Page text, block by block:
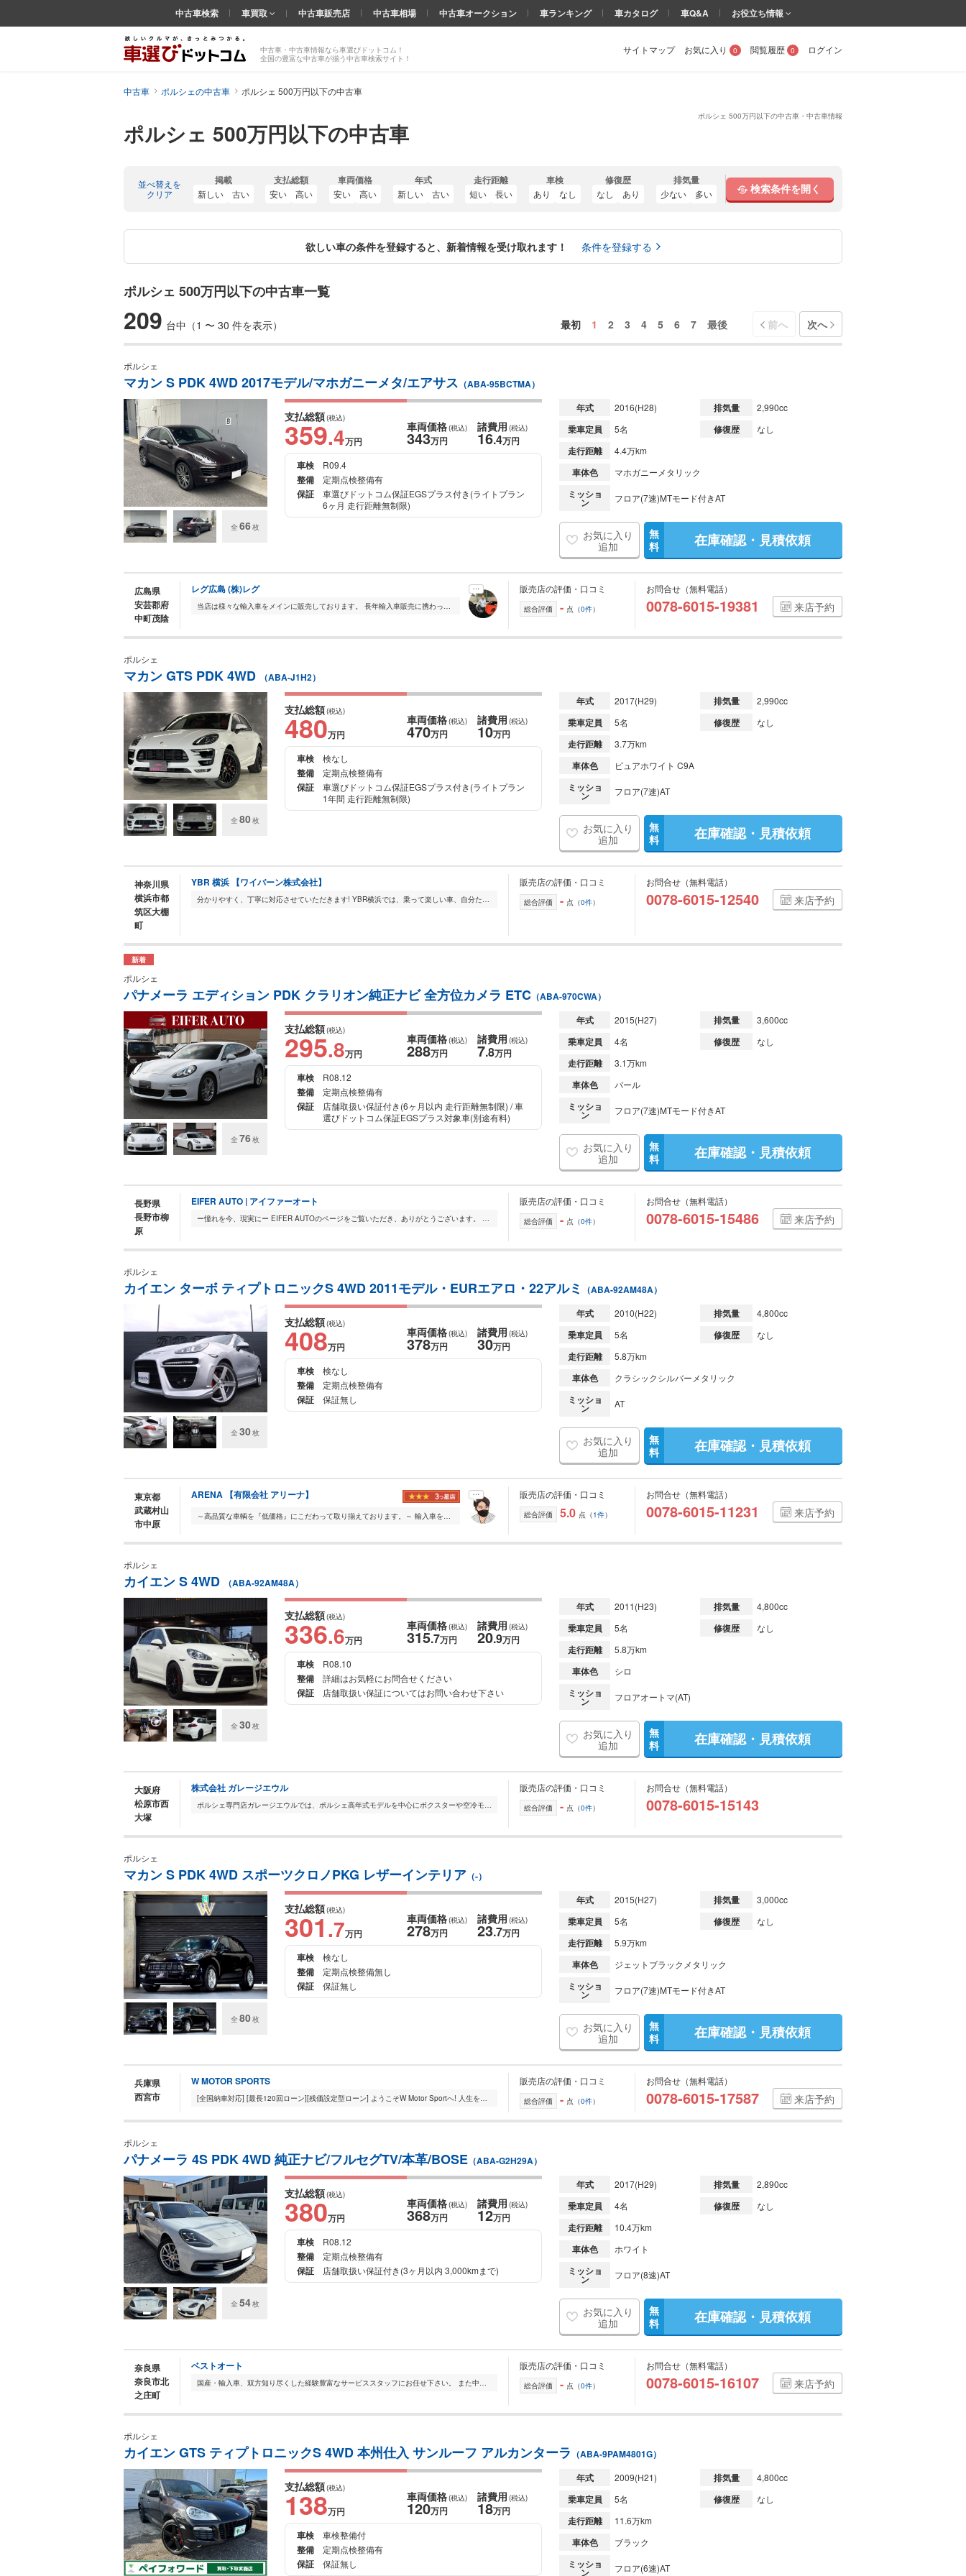
ポルシェ 500万円以下の中古車・中古車情報
ポルシェ 500万円以下の中古車
中古車・中古車情報なら車選びドットコム！
全国の豊富な中古車が揃う中古車検索サイト！
サイトマップ お気に入り 0 閲覧履歴 0 ログイン
中古車検索 車買取 中古車販売店 中古車相場 中古車オークション 車ランキング 車カタログ 車Q&A お役立ち情報
中古車 ポルシェの中古車 ポルシェ 500万円以下の中古車
並べ替えを
クリア
掲載
新しい 古い
支払総額
安い 高い
車両価格
安い 高い
年式
新しい 古い
走行距離
短い 長い
車検
あり なし
修復歴
なし あり
排気量
少ない 多い 検索条件を開く
欲しい車の条件を登録すると、新着情報を受け取れます！ 条件を登録する
ポルシェ 500万円以下の中古車一覧
209 台中（1 〜 30 件を表示） 最初 1 2 3 4 5 6 7 最後 前へ 次へ
ポルシェ
マカン S PDK 4WD 2017モデル/マホガニーメタ/エアサス （ABA-95BCTMA）
全 66枚
支払総額(税込)
359.4万円
車両価格(税込)
343万円
諸費用 (税込)
16.4万円
車検
R09.4
整備 定期点検整備有
保証
車選びドットコム保証EGSプラス付き(ライトプラン
6ヶ月 走行距離無制限)
年式 2016(H28) 排気量 2,990cc
乗車定員 5名 修復歴 なし
走行距離 4.4万km
車体色 マホガニーメタリック
ミッショ
ン フロア(7速)MTモード付きAT
お気に入り
追加
無
料
在庫確認・見積依頼
広島県
安芸郡府
中町茂陰
レグ広島 (株)レグ
当店は様々な輸入車をメインに販売しております。 長年輸入車販売に携わって参りました。 その経験を生かし、ご購入を検討されておられる方のお力になれたら幸いです。 ...
販売店の評価・口コミ
総合評価 - 点（0件）
お問合せ（無料電話）
0078-6015-19381 来店予約
ポルシェ
マカン GTS PDK 4WD （ABA-J1H2）
全 80枚
支払総額(税込)
480万円
車両価格(税込)
470万円
諸費用 (税込)
10万円
車検
検なし
整備 定期点検整備有
保証
車選びドットコム保証EGSプラス付き(ライトプラン
1年間 走行距離無制限)
年式 2017(H29) 排気量 2,990cc
乗車定員 5名 修復歴 なし
走行距離 3.7万km
車体色 ピュアホワイト C9A
ミッショ
ン フロア(7速)AT
お気に入り
追加
無
料
在庫確認・見積依頼
神奈川県
横浜市都
筑区大棚
町
YBR 横浜 【ワイバーン株式会社】
分かりやすく、丁寧に対応させていただきます! YBR横浜では、乗って楽しい車、自分たちが乗りたい車を中心に取り扱いしております。 そのため、1台1台をスタッフがしっ...
販売店の評価・口コミ
総合評価 - 点（0件）
お問合せ（無料電話）
0078-6015-12540 来店予約
新着
ポルシェ
パナメーラ エディション PDK クラリオン純正ナビ 全方位カメラ ETC （ABA-970CWA）
全 76枚
支払総額(税込)
295.8万円
車両価格(税込)
288万円
諸費用 (税込)
7.8万円
車検
R08.12
整備 定期点検整備有
保証
店舗取扱い保証付き(6ヶ月以内 走行距離無制限) / 車
選びドットコム保証EGSプラス対象車(別途有料)
年式 2015(H27) 排気量 3,600cc
乗車定員 4名 修復歴 なし
走行距離 3.1万km
車体色 パール
ミッショ
ン フロア(7速)MTモード付きAT
お気に入り
追加
無
料
在庫確認・見積依頼
長野県
長野市柳
原
EIFER AUTO | アイファーオート
ー憧れを今、現実にー EIFER AUTOのページをご覧いただき、ありがとうございます。 当店は、良質な中古車・新車を選定し、絶妙なタイミングと絶妙な価格でご提供いたし...
販売店の評価・口コミ
総合評価 - 点（0件）
お問合せ（無料電話）
0078-6015-15486 来店予約
ポルシェ
カイエン ターボ ティプトロニックS 4WD 2011モデル・EURエアロ・22アルミ （ABA-92AM48A）
全 30枚
支払総額(税込)
408万円
車両価格(税込)
378万円
諸費用 (税込)
30万円
車検
検なし
整備 定期点検整備有
保証 保証無し
年式 2010(H22) 排気量 4,800cc
乗車定員 5名 修復歴 なし
走行距離 5.8万km
車体色 クラシックシルバーメタリック
ミッショ
ン AT
お気に入り
追加
無
料
在庫確認・見積依頼
東京都
武蔵村山
市中原
ARENA 【有限会社 アリーナ】
～高品質な車輌を『低価格』にこだわって取り揃えております。～ 輸入車を中心に、豊富な品揃え、高品質、低価格を常に目指しております。 購入後は最新機器を導入した...
販売店の評価・口コミ
総合評価 5.0 点（1件）
お問合せ（無料電話）
0078-6015-11231 来店予約
ポルシェ
カイエン S 4WD （ABA-92AM48A）
全 30枚
支払総額(税込)
336.6万円
車両価格(税込)
315.7万円
諸費用 (税込)
20.9万円
車検
R08.10
整備 詳細はお気軽にお問合せください
保証 店舗取扱い保証についてはお問い合わせ下さい
年式 2011(H23) 排気量 4,800cc
乗車定員 5名 修復歴 なし
走行距離 5.8万km
車体色 シロ
ミッショ
ン フロアオートマ(AT)
お気に入り
追加
無
料
在庫確認・見積依頼
大阪府
松原市西
大塚
株式会社 ガレージエウル
ポルシェ専門店ガレージエウルでは、ポルシェ高年式モデルを中心にボクスターや空冷モデルなど長年培った経験と知識をもとにお客様へ最良のポルシェをお届けしてまいり...
販売店の評価・口コミ
総合評価 - 点（0件）
お問合せ（無料電話）
0078-6015-15143
ポルシェ
マカン S PDK 4WD スポーツクロノPKG レザーインテリア （-）
全 80枚
支払総額(税込)
301.7万円
車両価格(税込)
278万円
諸費用 (税込)
23.7万円
車検
検なし
整備 定期点検整備無し
保証 保証無し
年式 2015(H27) 排気量 3,000cc
乗車定員 5名 修復歴 なし
走行距離 5.9万km
車体色 ジェットブラックメタリック
ミッショ
ン フロア(7速)MTモード付きAT
お気に入り
追加
無
料
在庫確認・見積依頼
兵庫県
西宮市
W MOTOR SPORTS
[全国納車対応] [最長120回ローン][残価設定型ローン] ようこそW Motor Sportへ! 人生を変えることのできる輸入車をメインにショールームに展示しております。 走行会...
販売店の評価・口コミ
総合評価 - 点（0件）
お問合せ（無料電話）
0078-6015-17587 来店予約
ポルシェ
パナメーラ 4S PDK 4WD 純正ナビ/フルセグTV/本革/BOSE （ABA-G2H29A）
全 54枚
支払総額(税込)
380万円
車両価格(税込)
368万円
諸費用 (税込)
12万円
車検
R08.12
整備 定期点検整備有
保証 店舗取扱い保証付き(3ヶ月以内 3,000kmまで)
年式 2017(H29) 排気量 2,890cc
乗車定員 4名 修復歴 なし
走行距離 10.4万km
車体色 ホワイト
ミッショ
ン フロア(8速)AT
お気に入り
追加
無
料
在庫確認・見積依頼
奈良県
奈良市北
之庄町
ベストオート
国産・輸入車、双方知り尽くした経験豊富なサービススタッフにお任せ下さい。 また中古輸入車で一番心配されやすい点... ・買ったは良いけど故障した時の修理は、どこ...
販売店の評価・口コミ
総合評価 - 点（0件）
お問合せ（無料電話）
0078-6015-16107 来店予約
ポルシェ
カイエン GTS ティプトロニックS 4WD 本州仕入 サンルーフ アルカンターラ （ABA-9PAM4801G）
支払総額(税込)
138万円
車両価格(税込)
120万円
諸費用 (税込)
18万円
車検
車検整備付
整備 定期点検整備有
保証 保証無し
年式 2009(H21) 排気量 4,800cc
乗車定員 5名 修復歴 なし
走行距離 11.6万km
車体色 ブラック
ミッショ
ン フロア(6速)AT